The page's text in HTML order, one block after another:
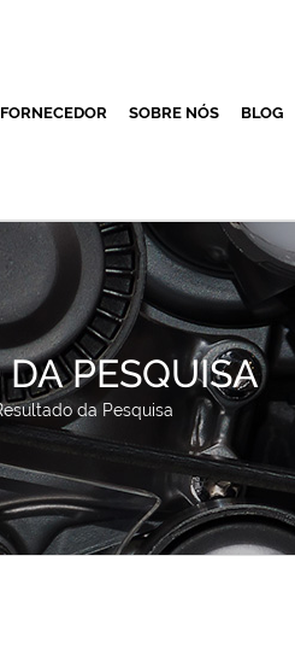
FORNECEDOR SOBRE NÓS BLOG
PESQUISA
da Pesquisa